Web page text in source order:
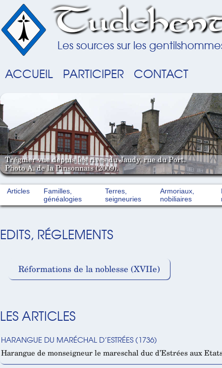
Les sources sur les
ACCUEIL PARTICIPER CONTACT
Tréguier vue depuis les rives du Jaudy, rue du Port.
Photo A. de la Pinsonnais (2009).
Articles
Familles,
généalogies
Terres,
seigneuries
Armoriaux,
nobiliaires
EDITS, RÉGLEMENTS
Réformations de la noblesse (XVIIe)
LES ARTICLES
HARANGUE DU MARÉCHAL D’ESTRÉES (1736)
Harangue de monseigneur le mareschal duc d’Estrées aux